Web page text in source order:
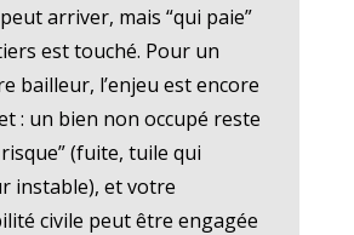
arriver, mais “qui paie”
est touché. Pour un
bailleur, l’enjeu est encore
: un bien non occupé reste
(fuite, tuile qui
instable), et votre
civile peut être engagée